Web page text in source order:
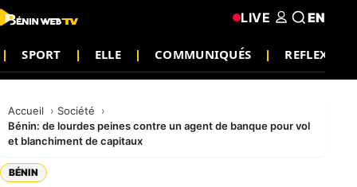
SPORT ELLE COMMUNIQUÉS REFLEXION
LIVE EN
Accueil
Société
Bénin: de lourdes peines contre un agent de banque pour vol
et blanchiment de capitaux
BÉNIN